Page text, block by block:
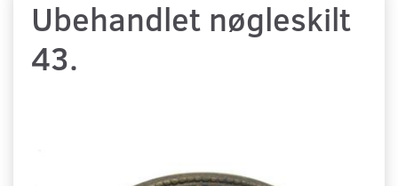
Ubehandlet nøgleskilt
43.